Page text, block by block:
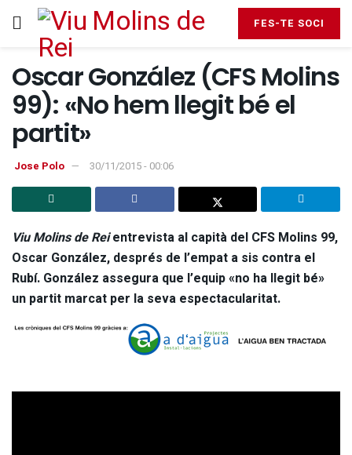
FES-TE SOCI
Oscar González (CFS Molins
99): «No hem llegit bé el
partit»
Jose Polo 30/11/2015 - 00:06
Viu Molins de Reientrevista al capità del CFS Molins 99,
Oscar González, després de l’empat a sis contra el
Rubí. González assegura que l’equip «no ha llegit bé»
un partit marcat per la seva espectacularitat.